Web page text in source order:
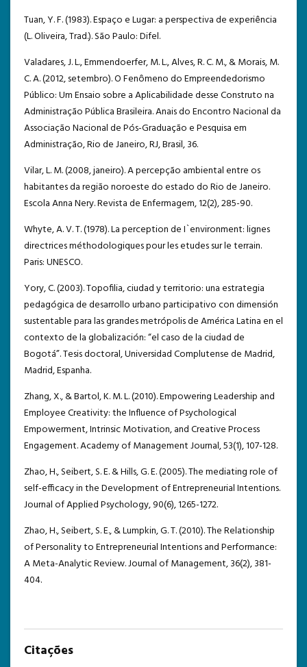
Tuan, Y. F. (1983). Espaço e Lugar: a perspectiva de experiência
(L. Oliveira, Trad.). São Paulo: Difel.
Valadares, J. L., Emmendoerfer, M. L., Alves, R. C. M., & Morais, M.
C. A. (2012, setembro). O Fenômeno do Empreendedorismo
Público: Um Ensaio sobre a Aplicabilidade desse Construto na
Administração Pública Brasileira. Anais do Encontro Nacional da
Associação Nacional de Pós-Graduação e Pesquisa em
Administração, Rio de Janeiro, RJ, Brasil, 36.
Vilar, L. M. (2008, janeiro). A percepção ambiental entre os
habitantes da região noroeste do estado do Rio de Janeiro.
Escola Anna Nery. Revista de Enfermagem, 12(2), 285-90.
Whyte, A. V. T. (1978). La perception de I`environment: lignes
directrices méthodologiques pour les etudes sur le terrain.
Paris: UNESCO.
Yory, C. (2003). Topofilia, ciudad y territorio: una estrategia
pedagógica de desarrollo urbano participativo con dimensión
sustentable para las grandes metrópolis de América Latina en el
contexto de la globalización: “el caso de la ciudad de
Bogotá”. Tesis doctoral, Universidad Complutense de Madrid,
Madrid, Espanha.
Zhang, X., & Bartol, K. M. L. (2010). Empowering Leadership and
Employee Creativity: the Influence of Psychological
Empowerment, Intrinsic Motivation, and Creative Process
Engagement. Academy of Management Journal, 53(1), 107-128.
Zhao, H., Seibert, S. E. & Hills, G. E. (2005). The mediating role of
self-efficacy in the Development of Entrepreneurial Intentions.
Journal of Applied Psychology, 90(6), 1265-1272.
Zhao, H., Seibert, S. E., & Lumpkin, G. T. (2010). The Relationship
of Personality to Entrepreneurial Intentions and Performance:
A Meta-Analytic Review. Journal of Management, 36(2), 381-
404.
Citações